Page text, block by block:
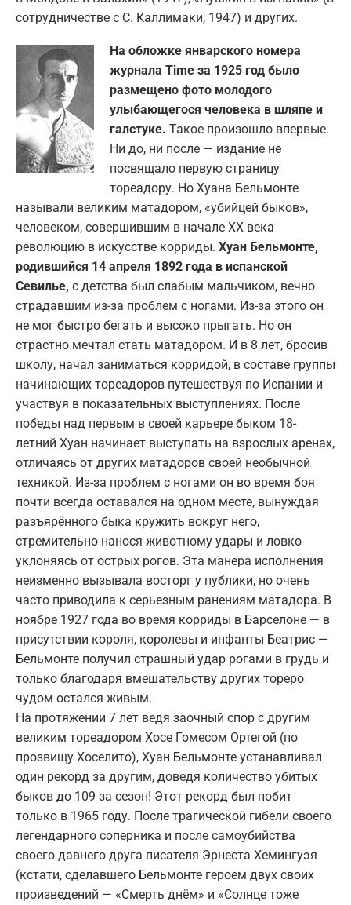
сотрудничестве с С. Каллимаки, 1947) и других.
На обложке январского номера
журнала Time за 1925 год было
размещено фото молодого
улыбающегося человека в шляпе и
галстуке. Такое произошло впервые.
Ни до, ни после — издание не
посвящало первую страницу
тореадору. Но Хуана Бельмонте
называли великим матадором, «убийцей быков»,
человеком, совершившим в начале XX века
революцию в искусстве корриды. Хуан Бельмонте,
родившийся 14 апреля 1892 года в испанской
Севилье, с детства был слабым мальчиком, вечно
страдавшим из-за проблем с ногами. Из-за этого он
не мог быстро бегать и высоко прыгать. Но он
страстно мечтал стать матадором. И в 8 лет, бросив
школу, начал заниматься корридой, в составе группы
начинающих тореадоров путешествуя по Испании и
участвуя в показательных выступлениях. После
победы над первым в своей карьере быком 18-
летний Хуан начинает выступать на взрослых аренах,
отличаясь от других матадоров своей необычной
техникой. Из-за проблем с ногами он во время боя
почти всегда оставался на одном месте, вынуждая
разъярённого быка кружить вокруг него,
стремительно нанося животному удары и ловко
уклоняясь от острых рогов. Эта манера исполнения
неизменно вызывала восторг у публики, но очень
часто приводила к серьезным ранениям матадора. В
ноябре 1927 года во время корриды в Барселоне — в
присутствии короля, королевы и инфанты Беатрис —
Бельмонте получил страшный удар рогами в грудь и
только благодаря вмешательству других тореро
чудом остался живым.
На протяжении 7 лет ведя заочный спор с другим
великим тореадором Хосе Гомесом Ортегой (по
прозвищу Хоселито), Хуан Бельмонте устанавливал
один рекорд за другим, доведя количество убитых
быков до 109 за сезон! Этот рекорд был побит
только в 1965 году. После трагической гибели своего
легендарного соперника и после самоубийства
своего давнего друга писателя Эрнеста Хемингуэя
(кстати, сделавшего Бельмонте героем двух своих
произведений — «Смерть днём» и «Солнце тоже